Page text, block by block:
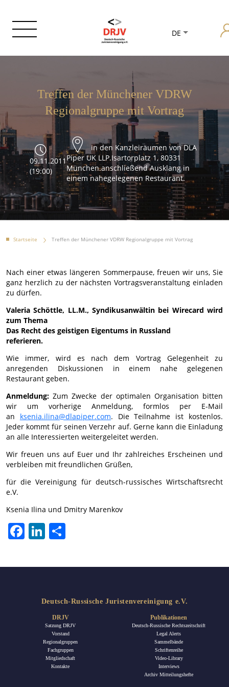
DE
Treffen der Münchener VDRW
Regionalgruppe mit Vortrag
09.11.2011
(19:00)
in den Kanzleiräumen von DLA
Piper UK LLP.Isartorplatz 1, 80331
München.anschließend Ausklang in
einem nahegelegenen Restaurant.
Startseite Treffen der Münchener VDRW Regionalgruppe mit Vortrag
Nach einer etwas längeren Sommerpause, freuen wir uns, Sie
ganz herzlich zu der nächsten Vortragsveranstaltung einladen
zu dürfen.
Valeria Schöttle, LL.M., Syndikusanwältin bei Wirecard wird
zum Thema
Das Recht des geistigen Eigentums in Russland
referieren.
Wie immer, wird es nach dem Vortrag Gelegenheit zu
anregenden Diskussionen in einem nahe gelegenen
Restaurant geben.
Anmeldung: Zum Zwecke der optimalen Organisation bitten
wir um vorherige Anmeldung, formlos per E-Mail
an ksenia.ilina@dlapiper.com. Die Teilnahme ist kostenlos.
Jeder kommt für seinen Verzehr auf. Gerne kann die Einladung
an alle Interessierten weitergeleitet werden.
Wir freuen uns auf Euer und Ihr zahlreiches Erscheinen und
verbleiben mit freundlichen Grüßen,
für die Vereinigung für deutsch-russisches Wirtschaftsrecht
e.V.
Ksenia Ilina und Dmitry Marenkov
FacebookLinkedIn
Deutsch-Russische Juristenvereinigung e.V.
DRJV
Satzung DRJV
Vorstand
Regionalgruppen
Fachgruppen
Mitgliedschaft
Kontakte
Publikationen
Deutsch-Russische Rechtszeitschrift
Legal Alerts
Sammelbände
Schriftenreihe
Video-Library
Interviews
Archiv Mitteilungshefte